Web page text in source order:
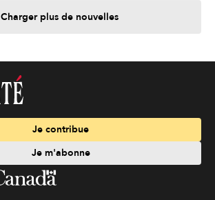
Charger plus de nouvelles
Je contribue
Je m'abonne